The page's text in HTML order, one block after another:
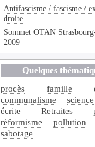
Antifascisme / fascisme /
droite
Sommet OTAN
2009
Quelques
procès
famille
communalisme
science
écrite
Retraites
réformisme
pollution
sabotage